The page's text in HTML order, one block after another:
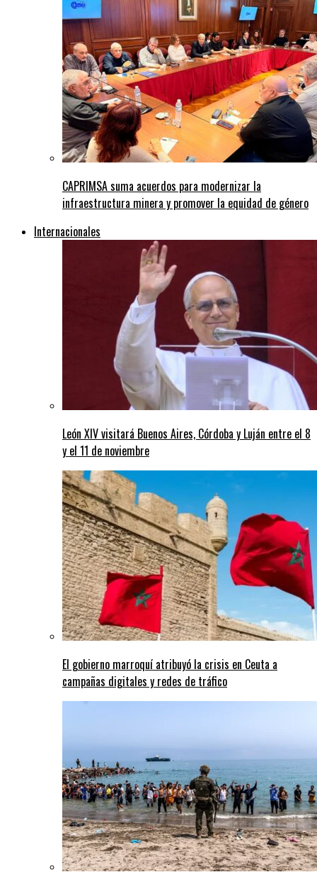
CAPRIMSA suma acuerdos para modernizar la
infraestructura minera y promover la equidad de género
Internacionales
León XIV visitará Buenos Aires, Córdoba y Luján entre el 8
y el 11 de noviembre
El gobierno marroquí atribuyó la crisis en Ceuta a
campañas digitales y redes de tráfico